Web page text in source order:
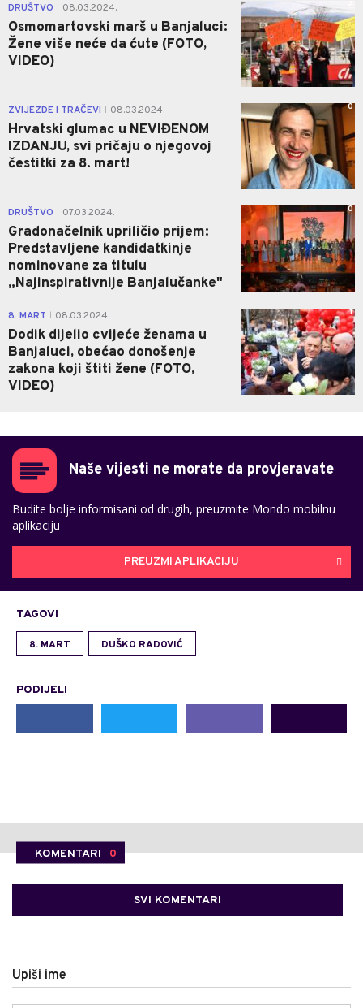
DRUŠTVO 08.03.2024.
Osmomartovski marš u Banjaluci:
Žene više neće da ćute (FOTO,
VIDEO)
ZVIJEZDE I TRAČEVI 08.03.2024.
Hrvatski glumac u NEVIĐENOM
IZDANJU, svi pričaju o njegovoj
čestitki za 8. mart!
0
DRUŠTVO 07.03.2024.
Gradonačelnik upriličio prijem:
Predstavljene kandidatkinje
nominovane za titulu
„Najinspirativnije Banjalučanke"
0
8. MART 08.03.2024.
Dodik dijelio cvijeće ženama u
Banjaluci, obećao donošenje
zakona koji štiti žene (FOTO,
VIDEO)
1
Naše vijesti ne morate da provjeravate
Budite bolje informisani od drugih, preuzmite Mondo mobilnu
aplikaciju
PREUZMI APLIKACIJU
TAGOVI
8. MART DUŠKO RADOVIĆ
PODIJELI
KOMENTARI 0
SVI KOMENTARI
Upiši ime